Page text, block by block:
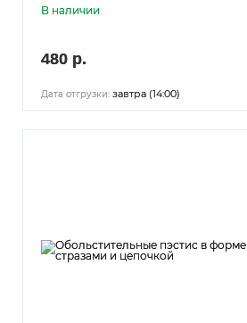
В наличии
480 р.
Дата отгрузки: завтра (14:00)